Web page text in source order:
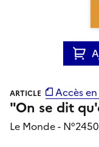
Accès
ARTICLE
"On se dit
Le Monde -